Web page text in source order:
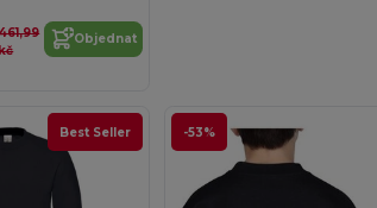
Objednat
Best Seller -53%